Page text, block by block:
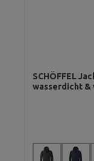
SCHÖFFEL
wasserdicht &
Farbe